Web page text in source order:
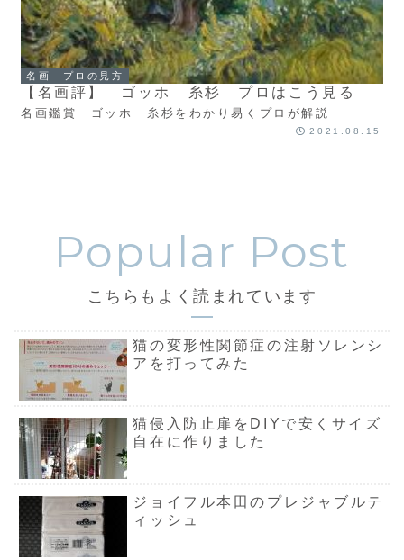
名画 プロの見方
【名画評】 ゴッホ 糸杉 プロはこう見る
名画鑑賞 ゴッホ 糸杉をわかり易くプロが解説
2021.08.15
こちらもよく読まれています
猫の変形性関節症の注射ソレンシ
アを打ってみた
猫侵入防止扉をDIYで安くサイズ
自在に作りました
ジョイフル本田のプレジャブルテ
ィッシュ